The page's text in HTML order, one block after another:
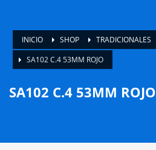
INICIO SHOP TRADICIONALES
SA102 C.4 53MM ROJO
SA102 C.4 53MM ROJO